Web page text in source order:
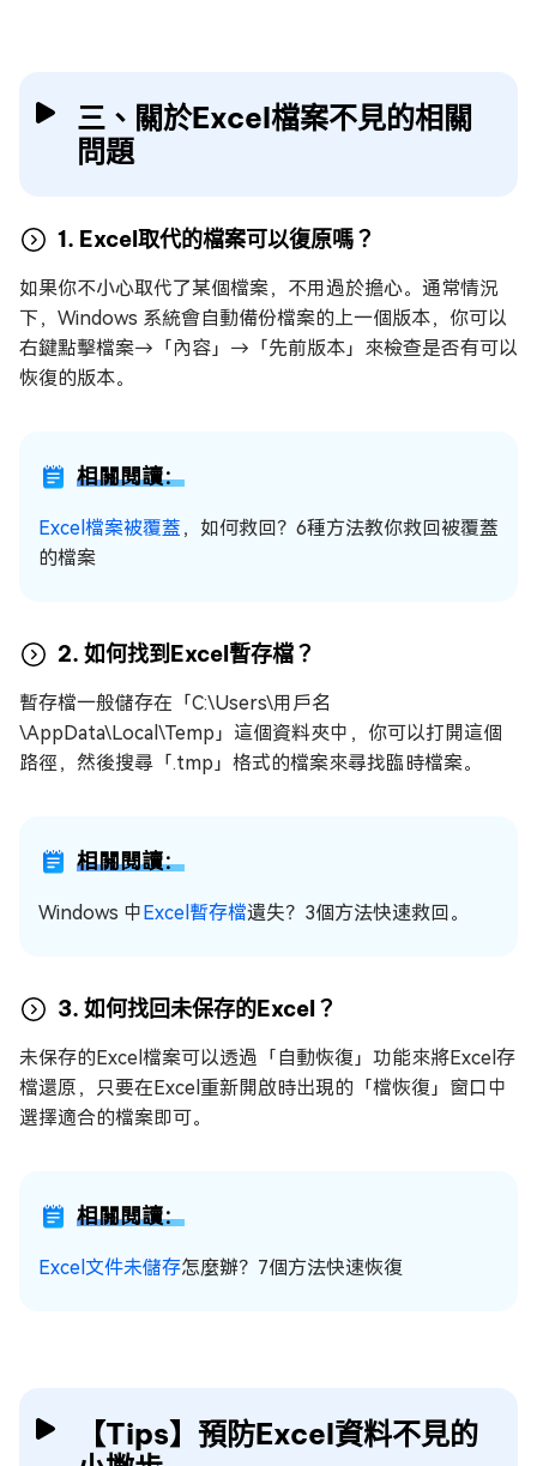
三、關於Excel檔案不見的相關
問題
1. Excel取代的檔案可以復原嗎？
如果你不小心取代了某個檔案，不用過於擔心。通常情況
下，Windows 系統會自動備份檔案的上一個版本，你可以
右鍵點擊檔案→「內容」→「先前版本」來檢查是否有可以
恢復的版本。
相關閱讀：
Excel檔案被覆蓋 ，如何救回？6種方法教你救回被覆蓋
的檔案
2. 如何找到Excel暫存檔？
暫存檔一般儲存在「C:\Users\用戶名
\AppData\Local\Temp」這個資料夾中，你可以打開這個
路徑，然後搜尋「.tmp」格式的檔案來尋找臨時檔案。
相關閱讀：
Windows 中Excel暫存檔遺失？3個方法快速救回。
3. 如何找回未保存的Excel？
未保存的Excel檔案可以透過「自動恢復」功能來將Excel存
檔還原，只要在Excel重新開啟時出現的「檔恢復」窗口中
選擇適合的檔案即可。
相關閱讀：
Excel文件未儲存怎麼辦？7個方法快速恢復
【Tips】預防Excel資料不見的